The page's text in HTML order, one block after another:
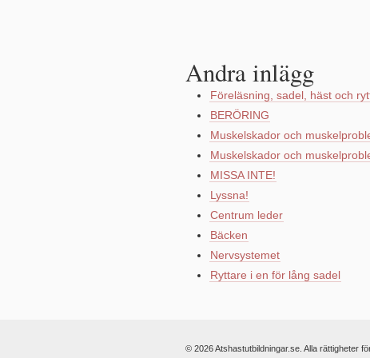
Andra inlägg
Föreläsning, sadel, häst och
BERÖRING
Muskelskador och
Muskelskador och
MISSA INTE!
Lyssna!
Centrum leder
Bäcken
Nervsystemet
Ryttare i en för lång sadel
© 2026 Atshastutbildningar.se. Alla rättigheter